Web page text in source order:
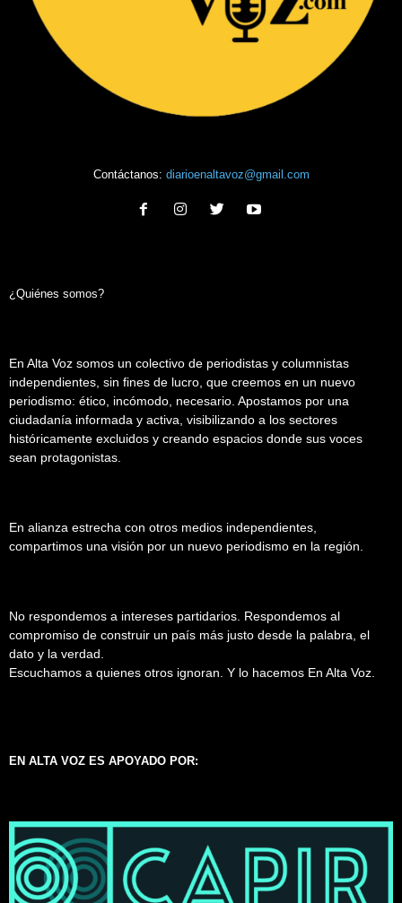
Contáctanos: diarioenaltavoz@gmail.com
¿Quiénes somos?
En Alta Voz somos un colectivo de periodistas y columnistas
independientes, sin fines de lucro, que creemos en un nuevo
periodismo: ético, incómodo, necesario. Apostamos por una
ciudadanía informada y activa, visibilizando a los sectores
históricamente excluidos y creando espacios donde sus voces
sean protagonistas.
En alianza estrecha con otros medios independientes,
compartimos una visión por un nuevo periodismo en la región.
No respondemos a intereses partidarios. Respondemos al
compromiso de construir un país más justo desde la palabra, el
dato y la verdad.
Escuchamos a quienes otros ignoran. Y lo hacemos En Alta Voz.
EN ALTA VOZ ES APOYADO POR: